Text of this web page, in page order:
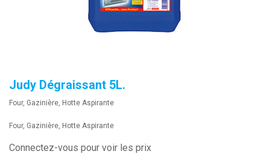
Judy Dégraissant 5L.
Four, Gazinière, Hotte Aspirante
Four, Gazinière, Hotte Aspirante
Connectez-vous pour voir les prix